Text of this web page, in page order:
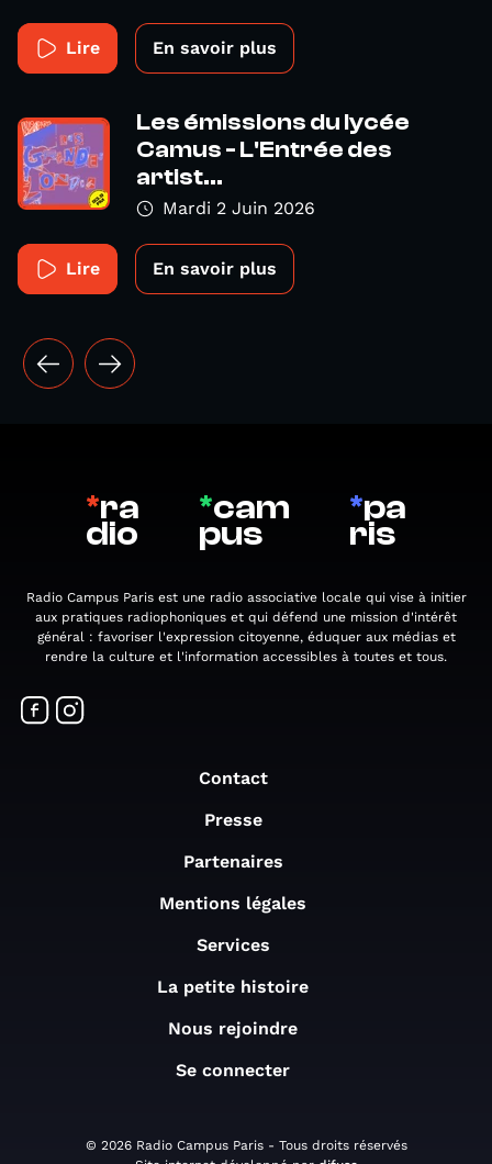
Lire En savoir plus
Les émissions du lycée
Camus - L'Entrée des
artist...
Mardi 2 Juin 2026
Lire En savoir plus
*ra
dio
*cam
pus
*pa
ris
Radio Campus Paris est une radio associative locale qui vise à initier
aux pratiques radiophoniques et qui défend une mission d'intérêt
général : favoriser l'expression citoyenne, éduquer aux médias et
rendre la culture et l'information accessibles à toutes et tous.
Contact
Presse
Partenaires
Mentions légales
Services
La petite histoire
Nous rejoindre
Se connecter
© 2026 Radio Campus Paris - Tous droits réservés